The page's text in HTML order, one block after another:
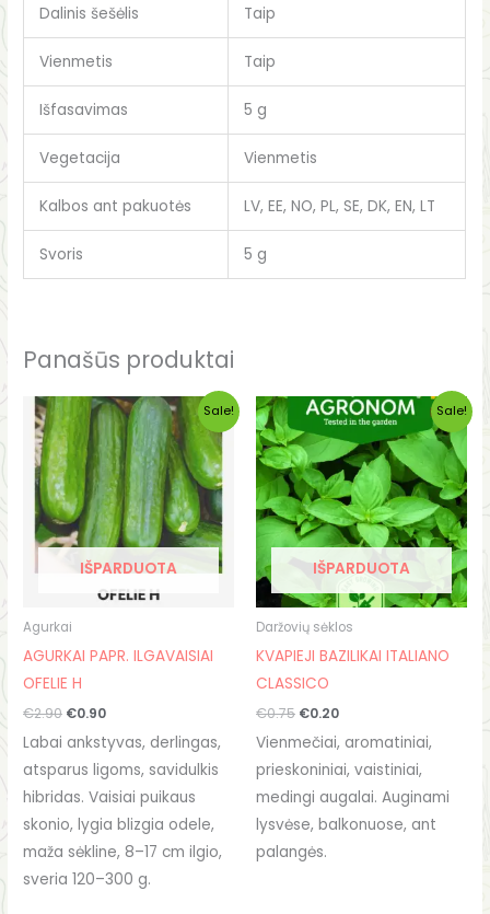
Dalinis šešėlis Taip
Vienmetis Taip
Išfasavimas 5 g
Vegetacija Vienmetis
Kalbos ant pakuotės LV, EE, NO, PL, SE, DK, EN, LT
Svoris 5 g
Panašūs produktai
Sale!
IŠPARDUOTA
Agurkai
AGURKAI PAPR. ILGAVAISIAI
OFELIE H
€2.90
Original
price
was:
€2.90.
€0.90
Current
price
is:
€0.90.
Labai ankstyvas, derlingas,
atsparus ligoms, savidulkis
hibridas. Vaisiai puikaus
skonio, lygia blizgia odele,
maža sėkline, 8–17 cm ilgio,
sveria 120–300 g.
Sale!
IŠPARDUOTA
Daržovių sėklos
KVAPIEJI BAZILIKAI ITALIANO
CLASSICO
€0.75
Original
price
was:
€0.75.
€0.20
Current
price
is:
€0.20.
Vienmečiai, aromatiniai,
prieskoniniai, vaistiniai,
medingi augalai. Auginami
lysvėse, balkonuose, ant
palangės.